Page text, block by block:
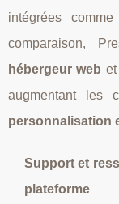
intégrées
comparaison,
hébergeur web
augmentant les
personnalisation
Support et
plateforme